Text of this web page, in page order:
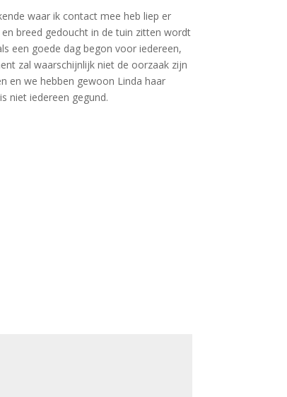
waar ik contact mee heb liep er
breed gedoucht in de tuin zitten wordt
een goede dag begon voor iedereen,
zal waarschijnlijk niet de oorzaak zijn
en we hebben gewoon Linda haar
niet iedereen gegund.